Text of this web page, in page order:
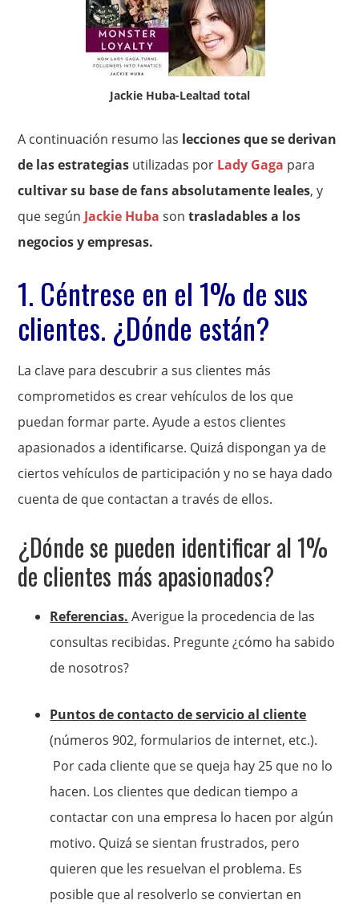
Jackie Huba-Lealtad total
A continuación resumo las lecciones que se derivan
de las estrategias utilizadas por Lady Gaga para
cultivar su base de fans absolutamente leales, y
que según Jackie Huba sontrasladables a los
negocios y empresas.
1. Céntrese en el 1% de sus
clientes. ¿Dónde están?
La clave para descubrir a sus clientes más
comprometidos es crear vehículos de los que
puedan formar parte. Ayude a estos clientes
apasionados a identificarse. Quizá dispongan ya de
ciertos vehículos de participación y no se haya dado
cuenta de que contactan a través de ellos.
¿Dónde se pueden identificar al 1%
de clientes más apasionados?
Referencias. Averigue la procedencia de las
consultas recibidas. Pregunte ¿cómo ha sabido
de nosotros?
Puntos de contacto de servicio al cliente
(números 902, formularios de internet, etc.).
Por cada cliente que se queja hay 25 que no lo
hacen. Los clientes que dedican tiempo a
contactar con una empresa lo hacen por algún
motivo. Quizá se sientan frustrados, pero
quieren que les resuelvan el problema. Es
posible que al resolverlo se conviertan en